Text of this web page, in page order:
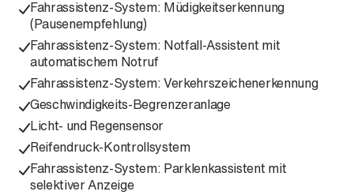
Fahrassistenz-System: Müdigkeitserkennung
(Pausenempfehlung)
Fahrassistenz-System: Notfall-Assistent mit
automatischem Notruf
Fahrassistenz-System: Verkehrszeichenerkennung
Geschwindigkeits-Begrenzeranlage
Licht- und Regensensor
Reifendruck-Kontrollsystem
Fahrassistenz-System: Parklenkassistent mit
selektiver Anzeige